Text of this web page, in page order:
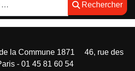
Rechercher
la Commune 1871 46, rue des
- 01 45 81 60 54